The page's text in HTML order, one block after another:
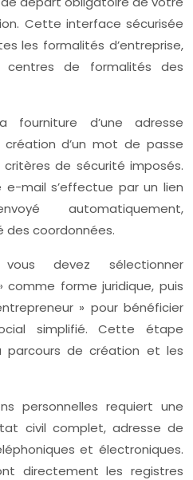
Cette interface sécurisée
les formalités d’entreprise,
centres de formalités des
fourniture d’une adresse
d’un mot de passe
de sécurité imposés.
e-mail s’effectue par un lien
automatiquement,
des coordonnées.
devez sélectionner
comme forme juridique, puis
» pour bénéficier
simplifié. Cette étape
parcours de création et les
personnelles requiert une
civil complet, adresse de
et électroniques.
directement les registres